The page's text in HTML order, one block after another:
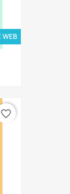
WEB
favorite_border